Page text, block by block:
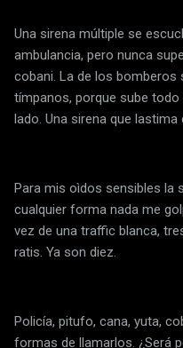
Una sirena múltiple se
ambulancia, pero nunca
cobani. La de los bomberos
tímpanos, porque sube
lado. Una sirena que
Para mis oìdos sensibles la
cualquier forma nada me
vez de una traffic blanca,
ratis. Ya son diez.
Policía, pitufo, cana, yuta,
formas de llamarlos. ¿Será